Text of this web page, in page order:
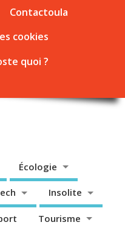
Contactoula
cookies
quoi ?
Écologie
Insolite
Tourisme